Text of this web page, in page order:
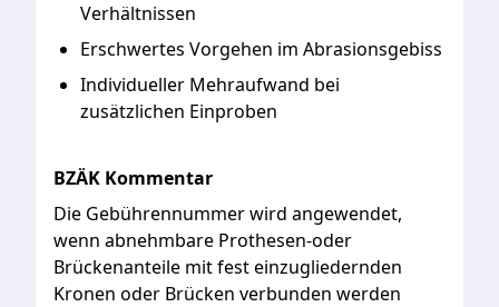
Verhältnissen
Erschwertes Vorgehen im Abrasionsgebiss
Individueller Mehraufwand bei
zusätzlichen Einproben
BZÄK Kommentar
Die Gebührennummerwird angewendet,
wenn abnehmbare Prothesen-oder
Brückenanteile mitfesteinzugliedernden
Kronen oder Brücken verbunden werden